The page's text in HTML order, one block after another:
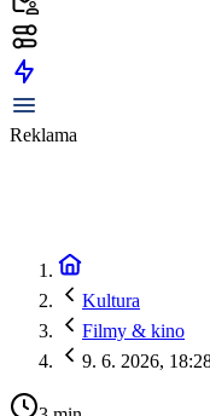
Reklama
Kultura
Filmy & kino
9. 6. 2026,